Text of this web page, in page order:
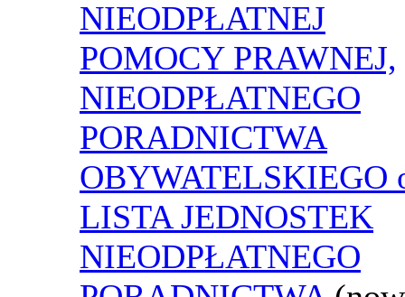
NIEODPŁATNEJ
POMOCY PRAWNEJ,
NIEODPŁATNEGO
PORADNICTWA
OBYWATELSKIEGO
LISTA JEDNOSTEK
NIEODPŁATNEGO